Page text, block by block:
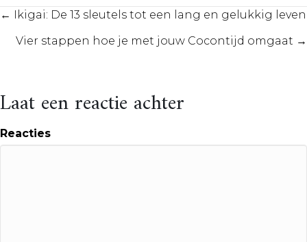
Posts
navigation
← Ikigai: De 13 sleutels tot een lang en gelukkig leven
Vier stappen hoe je met jouw Cocontijd omgaat →
Laat een reactie achter
Reacties